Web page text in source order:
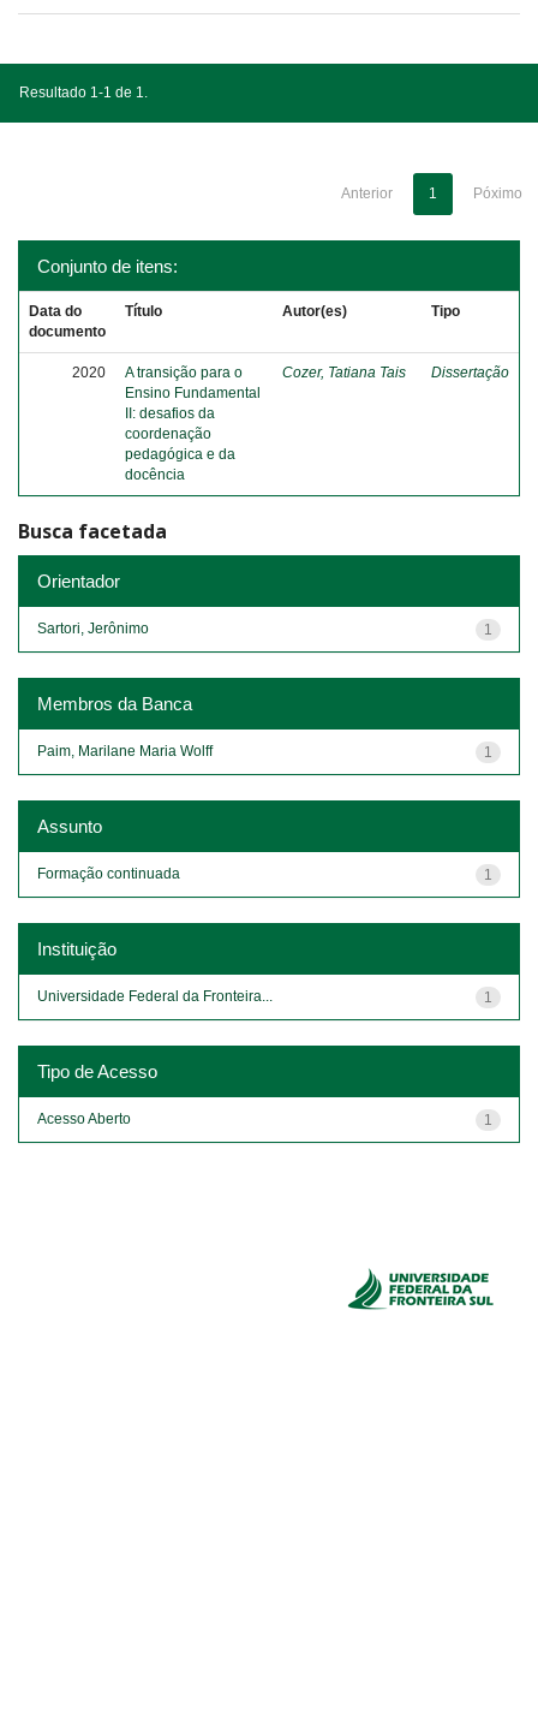
Resultado 1-1 de 1.
Anterior 1 Póximo
Conjunto de itens:
Data do
documento
Título Autor(es) Tipo
2020
A transição para o
Ensino Fundamental
II: desafios da
coordenação
pedagógica e da
docência
Cozer, Tatiana Tais Dissertação
Busca facetada
Orientador
1
Sartori, Jerônimo
Membros da Banca
1
Paim, Marilane Maria Wolff
Assunto
1
Formação continuada
Instituição
1
Universidade Federal da Fronteira...
Tipo de Acesso
1
Acesso Aberto